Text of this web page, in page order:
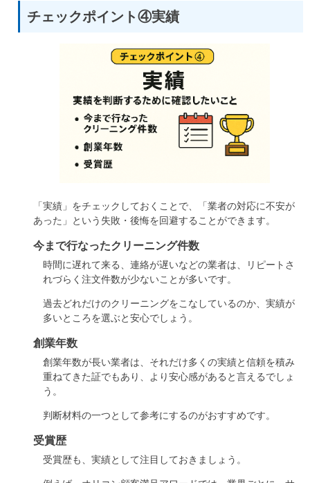
チェックポイント④実績
「実績」をチェックしておくことで、「業者の対応に不安が
あった」という失敗・後悔を回避することができます。
今まで行なったクリーニング件数
時間に遅れて来る、連絡が遅いなどの業者は、リピートさ
れづらく注文件数が少ないことが多いです。
過去どれだけのクリーニングをこなしているのか、実績が
多いところを選ぶと安心でしょう。
創業年数
創業年数が長い業者は、それだけ多くの実績と信頼を積み
重ねてきた証でもあり、より安心感があると言えるでしょ
う。
判断材料の一つとして参考にするのがおすすめです。
受賞歴
受賞歴も、実績として注目しておきましょう。